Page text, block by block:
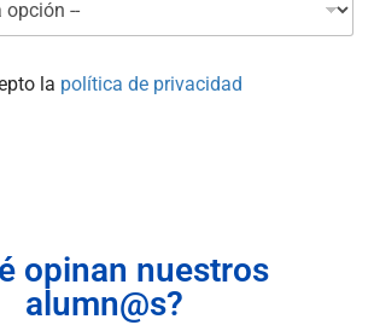
la política de privacidad
opinan nuestros
alumn@s?